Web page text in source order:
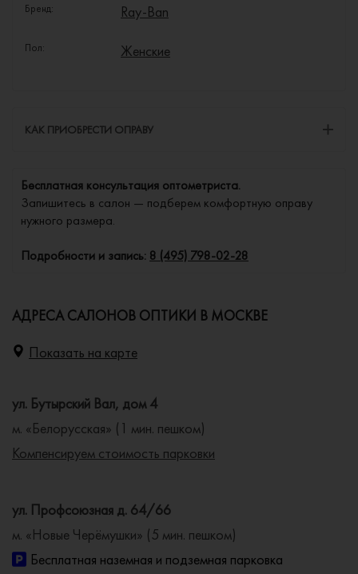
Бренд: Ray-Ban
Пол: Женские
КАК ПРИОБРЕСТИ ОПРАВУ
Бесплатная консультация оптометриста.
Запишитесь в салон — подберем комфортную оправу
нужного размера.
Подробности и запись: 8 (495) 798-02-28
АДРЕСА САЛОНОВ ОПТИКИ В МОСКВЕ
Показать на карте
ул. Бутырский Вал, дом 4
м. «Белорусская» (1 мин. пешком)
Компенсируем стоимость парковки
ул. Профсоюзная д. 64/66
м. «Новые Черёмушки» (5 мин. пешком)
Бесплатная наземная и подземная парковка